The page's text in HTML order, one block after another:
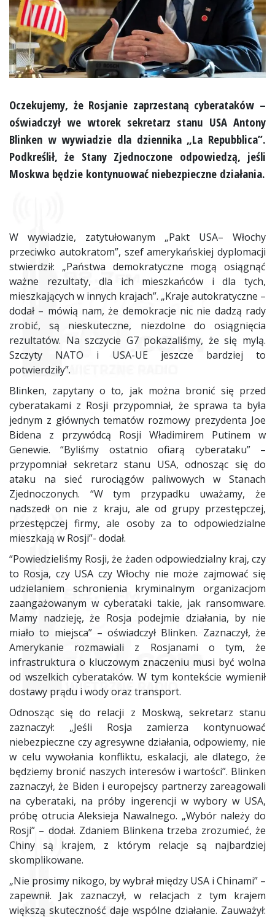
Oczekujemy, że Rosjanie zaprzestaną cyberataków –
oświadczył we wtorek sekretarz stanu USA Antony
Blinken w wywiadzie dla dziennika „La Repubblica”.
Podkreślił, że Stany Zjednoczone odpowiedzą, jeśli
Moskwa będzie kontynuować niebezpieczne działania.
W wywiadzie, zatytułowanym „Pakt USA– Włochy
przeciwko autokratom”, szef amerykańskiej dyplomacji
stwierdził: „Państwa demokratyczne mogą osiągnąć
ważne rezultaty, dla ich mieszkańców i dla tych,
mieszkających w innych krajach”. „Kraje autokratyczne –
dodał – mówią nam, że demokracje nic nie dadzą rady
zrobić, są nieskuteczne, niezdolne do osiągnięcia
rezultatów. Na szczycie G7 pokazaliśmy, że się mylą.
Szczyty NATO i USA-UE jeszcze bardziej to
potwierdziły”.
Blinken, zapytany o to, jak można bronić się przed
cyberatakami z Rosji przypomniał, że sprawa ta była
jednym z głównych tematów rozmowy prezydenta Joe
Bidena z przywódcą Rosji Władimirem Putinem w
Genewie. “Byliśmy ostatnio ofiarą cyberataku” –
przypomniał sekretarz stanu USA, odnosząc się do
ataku na sieć rurociągów paliwowych w Stanach
Zjednoczonych. “W tym przypadku uważamy, że
nadszedł on nie z kraju, ale od grupy przestępczej,
przestępczej firmy, ale osoby za to odpowiedzialne
mieszkają w Rosji”- dodał.
“Powiedzieliśmy Rosji, że żaden odpowiedzialny kraj, czy
to Rosja, czy USA czy Włochy nie może zajmować się
udzielaniem schronienia kryminalnym organizacjom
zaangażowanym w cyberataki takie, jak ransomware.
Mamy nadzieję, że Rosja podejmie działania, by nie
miało to miejsca” – oświadczył Blinken. Zaznaczył, że
Amerykanie rozmawiali z Rosjanami o tym, że
infrastruktura o kluczowym znaczeniu musi być wolna
od wszelkich cyberataków. W tym kontekście wymienił
dostawy prądu i wody oraz transport.
Odnosząc się do relacji z Moskwą, sekretarz stanu
zaznaczył: „Jeśli Rosja zamierza kontynuować
niebezpieczne czy agresywne działania, odpowiemy, nie
w celu wywołania konfliktu, eskalacji, ale dlatego, że
będziemy bronić naszych interesów i wartości”. Blinken
zaznaczył, że Biden i europejscy partnerzy zareagowali
na cyberataki, na próby ingerencji w wybory w USA,
próbę otrucia Aleksieja Nawalnego. „Wybór należy do
Rosji” – dodał. Zdaniem Blinkena trzeba zrozumieć, że
Chiny są krajem, z którym relacje są najbardziej
skomplikowane.
„Nie prosimy nikogo, by wybrał między USA i Chinami” –
zapewnił. Jak zaznaczył, w relacjach z tym krajem
większą skuteczność daje wspólne działanie. Zauważył: